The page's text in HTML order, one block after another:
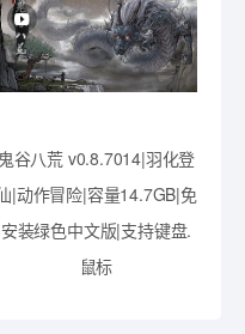
鬼谷八荒 v0.8.7014|羽化登
|动作冒险|容量14.7GB|免
安装绿色中文版|支持键盘.
鼠标